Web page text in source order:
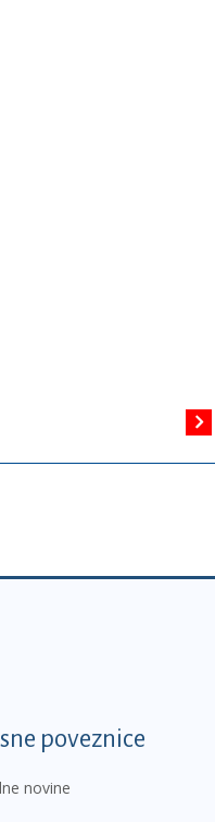
poveznice
novine